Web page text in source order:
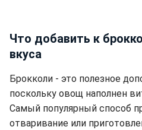
Что добавить к
вкуса
Брокколи - это полезное
поскольку овощ наполнен
Самый популярный способ
отваривание или